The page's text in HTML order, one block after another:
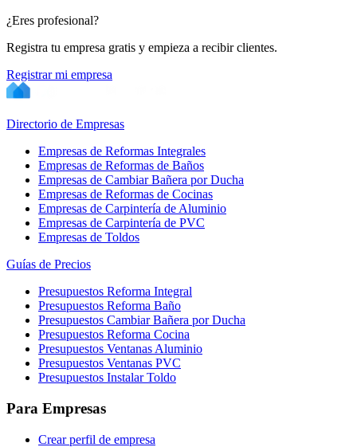
¿Eres profesional?
Registra tu empresa gratis y empieza a recibir clientes.
Registrar mi empresa
Directorio de Empresas
Empresas de Reformas Integrales
Empresas de Reformas de Baños
Empresas de Cambiar Bañera por Ducha
Empresas de Reformas de Cocinas
Empresas de Carpintería de Aluminio
Empresas de Carpintería de PVC
Empresas de Toldos
Guías de Precios
Presupuestos Reforma Integral
Presupuestos Reforma Baño
Presupuestos Cambiar Bañera por Ducha
Presupuestos Reforma Cocina
Presupuestos Ventanas Aluminio
Presupuestos Ventanas PVC
Presupuestos Instalar Toldo
Para Empresas
Crear perfil de empresa